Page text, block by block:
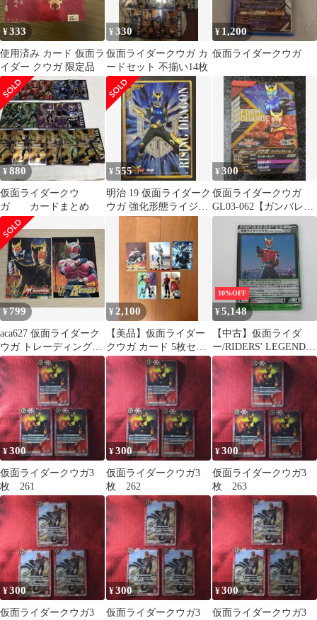
¥333
使用済み カード 仮面ラ
イダー クウガ 限定品
¥330
仮面ライダークウガ カ
ードセット 不揃い14枚
¥ 1,200
仮面ライダークウガ
¥880
仮面ライダークウ
ガ カードまとめ
¥555
明治 19 仮面ライダーク
ウガ 強化形態ライジン
グドラゴン
¥300
仮面ライダークウガ
GL03-062【ガンバレジ
ェンズ 仮面ライダーバ
トル】
¥799
aca627 仮面ライダーク
ウガ トレーディングコ
レクション カード まと
め プロモーションカー
ド 第3弾告知 プロモー
ションカード 第2弾告
知 仮面ライダークウガ
2枚 天田印刷加工
¥ 2,100
【美品】仮面ライダー
クウガ カード 5枚セッ
ト
10%OFF
¥5,148
【中古】仮面ライダ
ー/RIDERS' LEGEND/
ホロ/C-074白星/仮面ラ
イダークウガ/キャラク
ターカード
¥300
仮面ライダークウガ3
枚 261
¥300
仮面ライダークウガ3
枚 262
¥300
仮面ライダークウガ3
枚 263
¥300
仮面ライダークウガ3
¥300
仮面ライダークウガ3
¥300
仮面ライダークウガ3